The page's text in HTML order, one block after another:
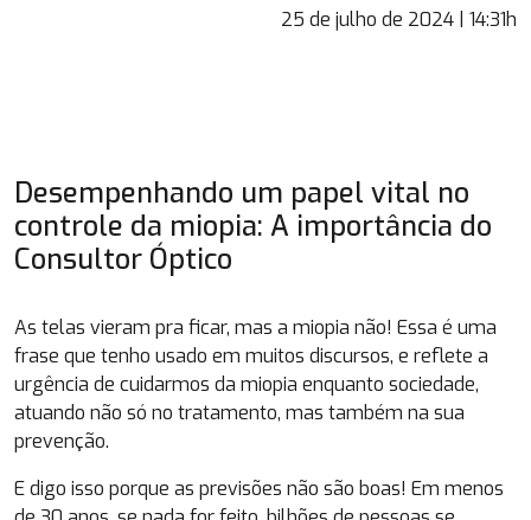
25 de julho de 2024 | 14:31h
Desempenhando um papel vital no
controle da miopia: A importância do
Consultor Óptico
As telas vieram pra ficar, mas a miopia não! Essa é uma
frase que tenho usado em muitos discursos, e reflete a
urgência de cuidarmos da miopia enquanto sociedade,
atuando não só no tratamento, mas também na sua
prevenção.
E digo isso porque as previsões não são boas! Em menos